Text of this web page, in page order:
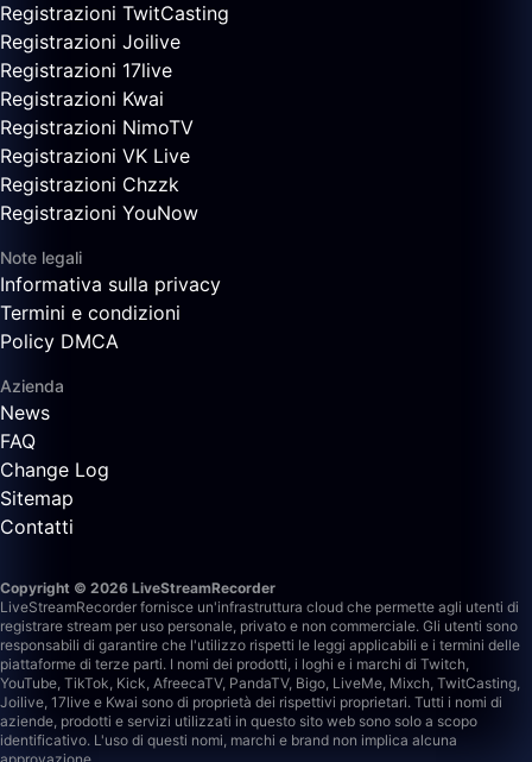
Registrazioni TwitCasting
Registrazioni Joilive
Registrazioni 17live
Registrazioni Kwai
Registrazioni NimoTV
Registrazioni VK Live
Registrazioni Chzzk
Registrazioni YouNow
Note legali
Informativa sulla privacy
Termini e condizioni
Policy DMCA
Azienda
News
FAQ
Change Log
Sitemap
Contatti
Copyright © 2026 LiveStreamRecorder
LiveStreamRecorder fornisce un'infrastruttura cloud che permette agli utenti di
registrare stream per uso personale, privato e non commerciale. Gli utenti sono
responsabili di garantire che l'utilizzo rispetti le leggi applicabili e i termini delle
piattaforme di terze parti. I nomi dei prodotti, i loghi e i marchi di Twitch,
YouTube, TikTok, Kick, AfreecaTV, PandaTV, Bigo, LiveMe, Mixch, TwitCasting,
Joilive, 17live e Kwai sono di proprietà dei rispettivi proprietari. Tutti i nomi di
aziende, prodotti e servizi utilizzati in questo sito web sono solo a scopo
identificativo. L'uso di questi nomi, marchi e brand non implica alcuna